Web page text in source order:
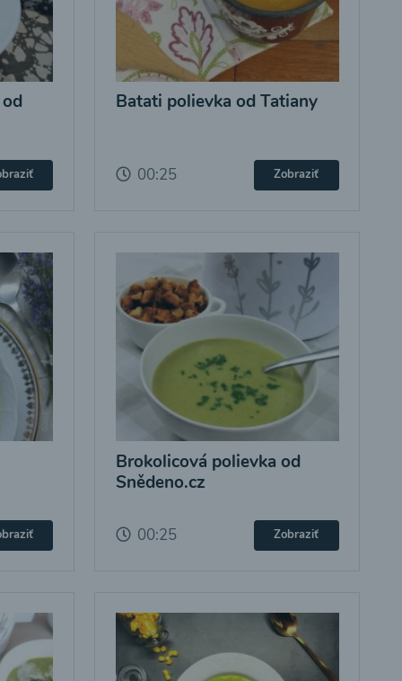
Batati polievka od Tatiany
00:25 Zobraziť
Brokolicová polievka od
Snědeno.cz
00:25 Zobraziť